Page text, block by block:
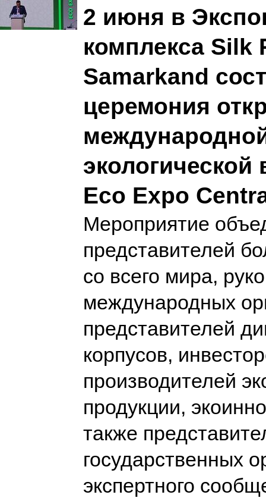
2 июня в
комплекса Silk
Samarkand
церемония
экологической
Eco Expo
Мероприятие
представителей
со всего мира,
международных
представителей
корпусов,
производителей
продукции,
также
государственных
экспертного